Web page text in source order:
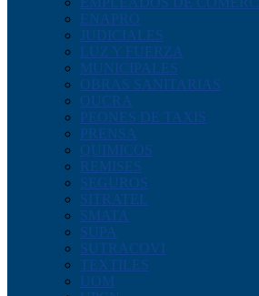
ENAPRO
JUDICIALES
LUZ Y FUERZA
MUNICIPALES
OBRAS SANITARIAS
OUCRA
PEONES DE TAXIS
PRENSA
QUIMICOS
REMISES
SEGUROS
SITRATEL
SMATA
SUPA
SUTRACOVI
TEXTILES
UOM